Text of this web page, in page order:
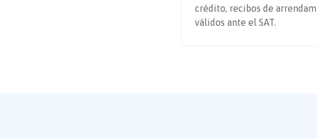
crédito, recibos de
válidos ante el SAT.